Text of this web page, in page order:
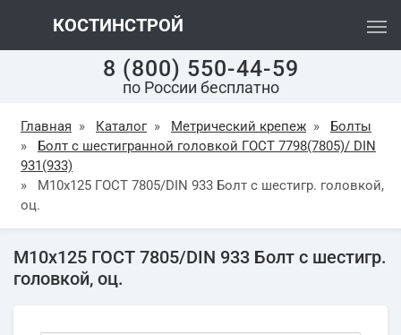
КОСТИНСТРОЙ
8 (800) 550-44-59
по России бесплатно
Главная » Каталог » Метрический крепеж »
Болты
»
Болт с шестигранной головкой ГОСТ 7798(7805)/ DIN
931(933)
»
М10х125 ГОСТ 7805/DIN 933 Болт с шестигр. головкой,
оц.
М10х125 ГОСТ 7805/DIN 933 Болт с шестигр.
головкой, оц.